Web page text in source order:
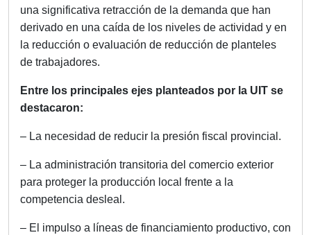
una significativa retracción de la demanda que han
derivado en una caída de los niveles de actividad y en
la reducción o evaluación de reducción de planteles
de trabajadores.
Entre los principales ejes planteados por la UIT se
destacaron:
– La necesidad de reducir la presión fiscal provincial.
– La administración transitoria del comercio exterior
para proteger la producción local frente a la
competencia desleal.
– El impulso a líneas de financiamiento productivo, con